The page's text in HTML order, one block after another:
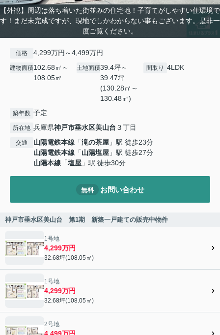
【外観】周辺は落ち着いた街並みの住宅地！子育てがしやすい住環境で
す！まだ未完成ですが、現地でしかわからない事もございます。是非一
度ご覧ください。
価格 4,299万円～4,499万円
建物面積102.68㎡～
108.05㎡
土地面積39.4坪～
39.47坪
(130.28㎡～
130.48㎡)
間取り 4LDK
築年数 予定
所在地 兵庫県神戸市垂水区美山台 ３丁目
交通 山陽電鉄本線 「滝の茶屋 」駅 徒歩23分
山陽電鉄本線 「山陽塩屋 」駅 徒歩27分
山陽本線 「塩屋 」駅 徒歩30分
無料 お問い合わせ
神戸市垂水区美山台 第1期 新築一戸建ての販売中物件
1号地
4,299万円
32.68坪(108.05㎡)
1号地
4,299万円
32.68坪(108.05㎡)
2号地